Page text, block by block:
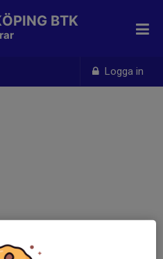
Logga in
BTK